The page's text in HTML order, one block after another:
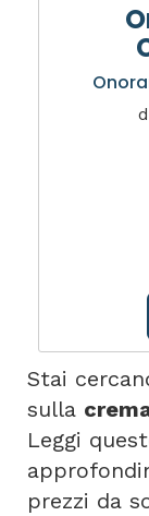
Stai
sulla
Leggi
prezzi da